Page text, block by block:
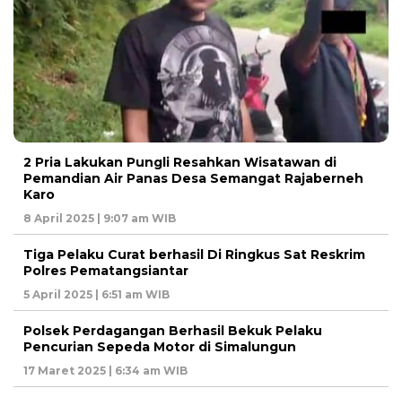
2 Pria Lakukan Pungli Resahkan Wisatawan di
Pemandian Air Panas Desa Semangat Rajaberneh
Karo
8 April 2025 | 9:07 am WIB
Tiga Pelaku Curat berhasil Di Ringkus Sat Reskrim
Polres Pematangsiantar
5 April 2025 | 6:51 am WIB
Polsek Perdagangan Berhasil Bekuk Pelaku
Pencurian Sepeda Motor di Simalungun
17 Maret 2025 | 6:34 am WIB